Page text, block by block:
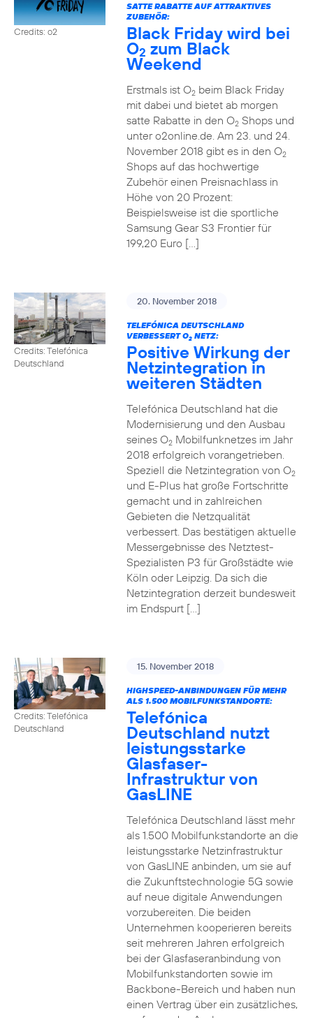
Credits: o2
SATTE RABATTE AUF ATTRAKTIVES
ZUBEHÖR:
Black Friday wird bei
O2 zum Black
Weekend
Erstmals ist O2beim Black Friday
mit dabei und bietet ab morgen
satte Rabatte in den O2Shops und
unter o2online.de. Am 23. und 24.
November 2018 gibt es in den O2
Shops auf das hochwertige
Zubehör einen Preisnachlass in
Höhe von 20 Prozent:
Beispielsweise ist die sportliche
Samsung Gear S3 Frontier für
199,20 Euro […]
Credits: Telefónica
Deutschland
20. November 2018
TELEFÓNICA DEUTSCHLAND
VERBESSERT O2NETZ:
Positive Wirkung der
Netzintegration in
weiteren Städten
Telefónica Deutschland hat die
Modernisierung und den Ausbau
seines O2Mobilfunknetzes im Jahr
2018 erfolgreich vorangetrieben.
Speziell die Netzintegration von O2
und E-Plus hat große Fortschritte
gemacht und in zahlreichen
Gebieten die Netzqualität
verbessert. Das bestätigen aktuelle
Messergebnisse des Netztest-
Spezialisten P3 für Großstädte wie
Köln oder Leipzig. Da sich die
Netzintegration derzeit bundesweit
im Endspurt […]
Credits: Telefónica
Deutschland
15. November 2018
HIGHSPEED-ANBINDUNGEN FÜR MEHR
ALS 1.500 MOBILFUNKSTANDORTE:
Telefónica
Deutschland nutzt
leistungsstarke
Glasfaser-
Infrastruktur von
GasLINE
Telefónica Deutschland lässt mehr
als 1.500 Mobilfunkstandorte an die
leistungsstarke Netzinfrastruktur
von GasLINE anbinden, um sie auf
die Zukunftstechnologie 5G sowie
auf neue digitale Anwendungen
vorzubereiten. Die beiden
Unternehmen kooperieren bereits
seit mehreren Jahren erfolgreich
bei der Glasfaseranbindung von
Mobilfunkstandorten sowie im
Backbone-Bereich und haben nun
einen Vertrag über ein zusätzliches,